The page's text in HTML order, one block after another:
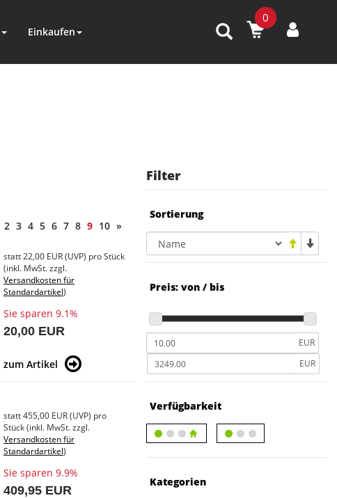
0
Einkaufen
2 3 4 5 6 7 8 9 10 »
statt22,00 EUR(UVP) pro Stück
(inkl. MwSt. zzgl.
Versandkosten für
Standardartikel)
Sie sparen 9.1%
20,00 EUR
zum Artikel
statt455,00 EUR(UVP) pro
Stück (inkl. MwSt. zzgl.
Versandkosten für
Standardartikel)
Sie sparen 9.9%
409,95 EUR
Filter
Sortierung
Preis: von / bis
EUR
EUR
Verfügbarkeit
Kategorien